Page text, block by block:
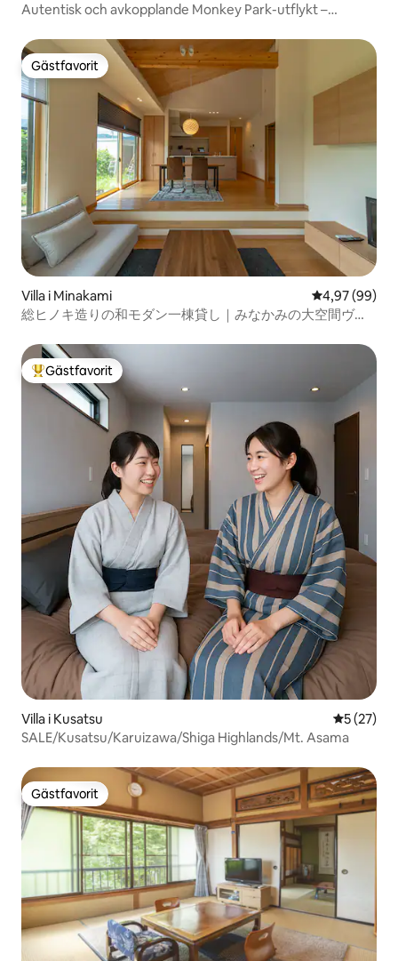
Autentisk och avkopplande Monkey Park-utflykt –
Gästfavorit
Gästfavorit
Villa i Minakami 4,97 av 5 i
4,97 (99)
総ヒノキ造りの和モダン一棟貸し｜みなかみの大空間ヴィ
Populär gästfavorit
Gästfavorit
Villa i Kusatsu 5 av 5 i
5 (27)
SALE/Kusatsu/Karuizawa/Shiga Highlands/Mt. Asama
Gästfavorit
Gästfavorit